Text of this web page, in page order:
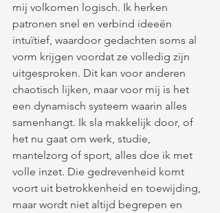
mij volkomen logisch. Ik herken
patronen snel en verbind ideeën
intuïtief, waardoor gedachten soms al
vorm krijgen voordat ze volledig zijn
uitgesproken. Dit kan voor anderen
chaotisch lijken, maar voor mij is het
een dynamisch systeem waarin alles
samenhangt. Ik sla makkelijk door, of
het nu gaat om werk, studie,
mantelzorg of sport, alles doe ik met
volle inzet. Die gedrevenheid komt
voort uit betrokkenheid en toewijding,
maar wordt niet altijd begrepen en